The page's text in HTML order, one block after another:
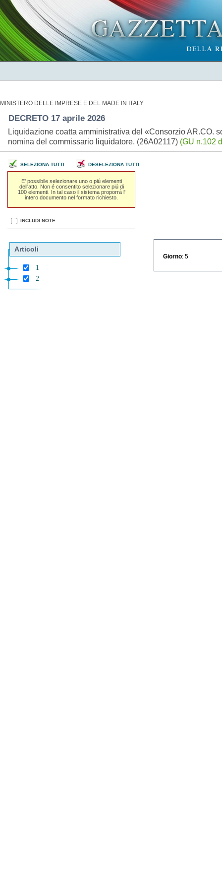
MINISTERO DELLE IMPRESE E DEL MADE IN ITALY
DECRETO 17 aprile 2026
Liquidazione coatta amministrativa del «Consorzio AR.CO.
nomina del commissario liquidatore. (26A02117) (GU n.102
SELEZIONA TUTTI DESELEZIONA TUTTI
E' possibile selezionare uno o piú elementi
dell'atto. Non é consentito selezionare piú di
100 elementi. In tal caso il sistema proporrá l'
intero documento nel formato richiesto.
INCLUDI NOTE
Articoli
1
2
Giorno : 5